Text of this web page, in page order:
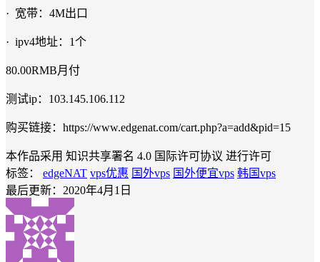
· 宽带：4M出口
· ipv4地址：1个
80.00RMB月付
测试ip：103.145.106.112
购买链接：https://www.edgenat.com/cart.php?a=add&pid=15
本作品采用 知识共享署名 4.0 国际许可协议 进行许可
标签：
edgeNAT vps优惠 国外vps 国外便宜vps 韩国vps
最后更新：2020年4月1日